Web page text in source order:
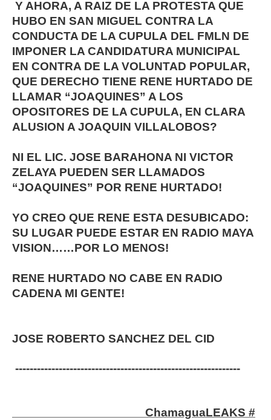
Y AHORA, A RAIZ DE LA PROTESTA QUE
HUBO EN SAN MIGUEL CONTRA LA
CONDUCTA DE LA CUPULA DEL FMLN DE
IMPONER LA CANDIDATURA MUNICIPAL
EN CONTRA DE LA VOLUNTAD POPULAR,
QUE DERECHO TIENE RENE HURTADO DE
LLAMAR “JOAQUINES” A LOS
OPOSITORES DE LA CUPULA, EN CLARA
ALUSION A JOAQUIN VILLALOBOS?
NI EL LIC. JOSE BARAHONA NI VICTOR
ZELAYA PUEDEN SER LLAMADOS
“JOAQUINES” POR RENE HURTADO!
YO CREO QUE RENE ESTA DESUBICADO:
SU LUGAR PUEDE ESTAR EN RADIO MAYA
VISION……POR LO MENOS!
RENE HURTADO NO CABE EN RADIO
CADENA MI GENTE!
JOSE ROBERTO SANCHEZ DEL CID
--------------------------------------------------------------
ChamaguaLEAKS #